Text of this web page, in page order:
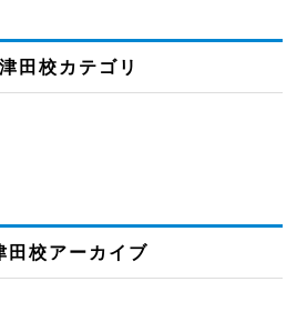
田校カテゴリ
田校アーカイブ